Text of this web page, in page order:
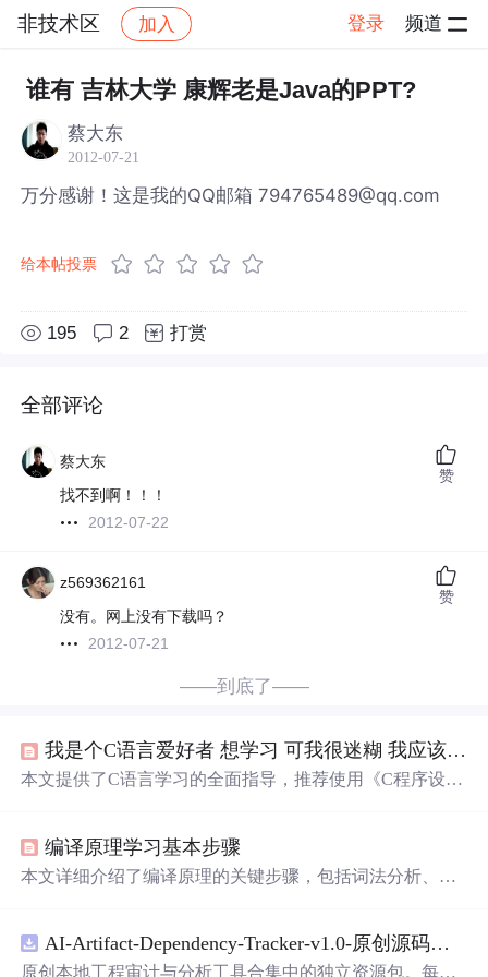
非技术区 加入 登录 频道
社区 非技术区 帖子详情
谁有 吉林大学 康辉老是Java的PPT?
蔡大东
2012-07-21
万分感谢！这是我的QQ邮箱 794765489@qq.com
给本帖投票
195 2 打赏
全部评论
蔡大东
找不到啊！！！
2012-07-22
赞
z569362161
没有。网上没有下载吗？
2012-07-21
赞
——到底了——
我是个C语言爱好者 想学习 可我很迷糊 我应该先学什么再学什么啊
本文提供了C语言学习的全面指导，推荐使用《C程序设计
重要性，并建议学习者掌握基本的数据结构和离散数学知
识。
编译原理学习基本步骤
本文详细介绍了编译原理的关键步骤，包括词法分析、语
解编译器的工作流程。
AI-Artifact-Dependency-Tracker-v1.0-原创源码与文档.zip
原创本地工程审计与分析工具合集中的独立资源包。每个